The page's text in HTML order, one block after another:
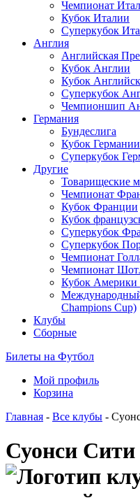
Чемпионат
Кубок Италии
Суперкубок
Англия
Английская
Кубок Англии
Кубок
Суперкубок
Чемпионшип
Германия
Бундеслига
Кубок Германии
Суперкубок
Другие
Товарищеские
Чемпионат
Кубок Франции
Кубок
Суперкубок
Суперкубок
Чемпионат
Чемпионат
Кубок
Champions Cup)
Клубы
Сборные
Билеты на Футбол
Мой профиль
Корзина
Главная - Все клубы -
Суонси Сити